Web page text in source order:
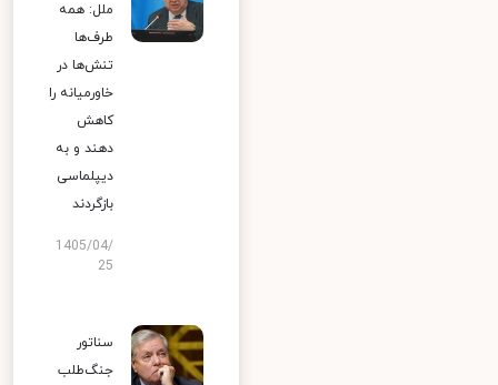
ملل: همه
طرف‌ها
تنش‌ها در
خاورمیانه را
کاهش
دهند و به
دیپلماسی
بازگردند
1405/04/
25
سناتور
جنگ‌طلب